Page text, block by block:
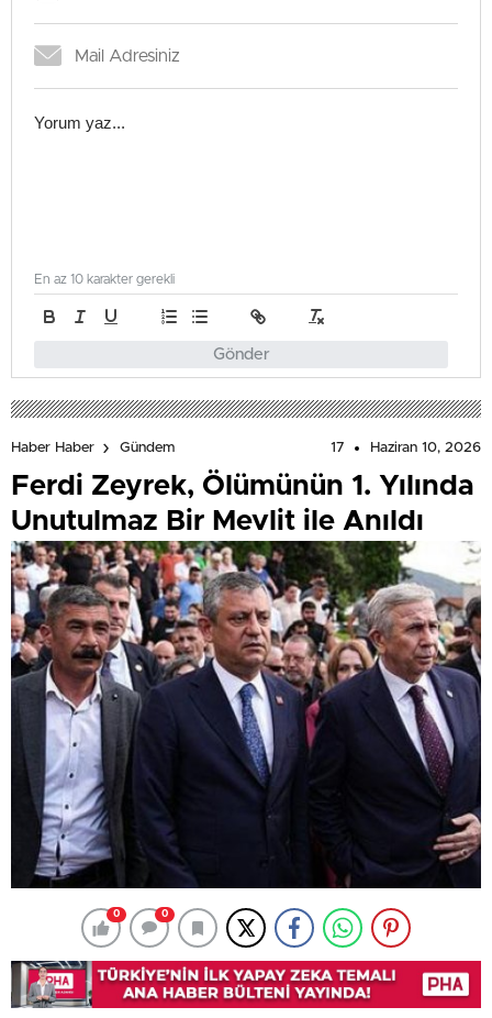
Gönder
En az 10 karakter gerekli
Haber Haber Gündem 17 Haziran 10, 2026
Ferdi Zeyrek, Ölümünün 1. Yılında
Unutulmaz Bir Mevlit ile Anıldı
0 0